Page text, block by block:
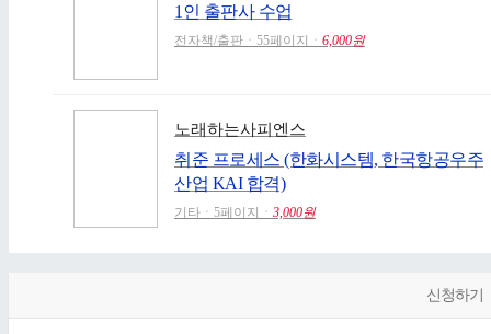
1인 출판사 수업
전자책/출판ㆍ55페이지ㆍ 6,000원
노래하는사피엔스
취준 프로세스 (한화시스템, 한국항공우주
산업 KAI 합격)
기타ㆍ5페이지ㆍ 3,000원
신청하기